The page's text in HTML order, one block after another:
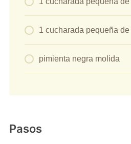
1 cucharada pequeña de
pimienta negra molida
Pasos